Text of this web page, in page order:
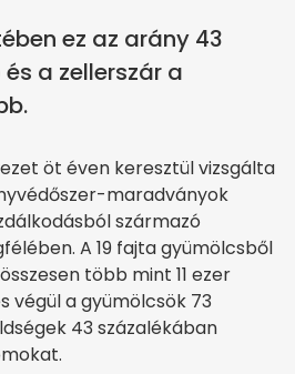
ez az arány 43
a zellerszár a
öt éven keresztül vizsgálta
maradványok
származó
A 19 fajta gyümölcsből
több mint 11 ezer
végül a gyümölcsök 73
43 százalékában